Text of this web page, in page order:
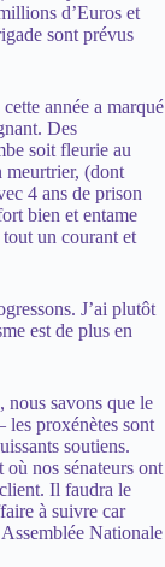
d’Euros et
sont prévus
année a marqué
Des
soit fleurie au
meurtrier, (dont
4 ans de prison
bien et entame
un courant et
J’ai plutôt
est de plus en
savons que le
les proxénètes sont
soutiens.
où nos sénateurs ont
Il faudra le
à suivre car
Nationale